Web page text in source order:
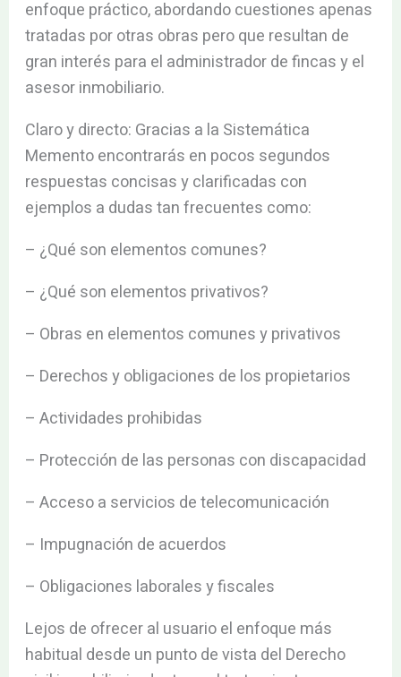
enfoque práctico, abordando cuestiones apenas
tratadas por otras obras pero que resultan de
gran interés para el administrador de fincas y el
asesor inmobiliario.
Claro y directo: Gracias a la Sistemática
Memento encontrarás en pocos segundos
respuestas concisas y clarificadas con
ejemplos a dudas tan frecuentes como:
– ¿Qué son elementos comunes?
– ¿Qué son elementos privativos?
– Obras en elementos comunes y privativos
– Derechos y obligaciones de los propietarios
– Actividades prohibidas
– Protección de las personas con discapacidad
– Acceso a servicios de telecomunicación
– Impugnación de acuerdos
– Obligaciones laborales y fiscales
Lejos de ofrecer al usuario el enfoque más
habitual desde un punto de vista del Derecho